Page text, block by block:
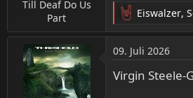
Till Deaf Do Us
Part
R
e
a
k
t
Eiswalzer,
09. Juli 2026
Virgin Steele-